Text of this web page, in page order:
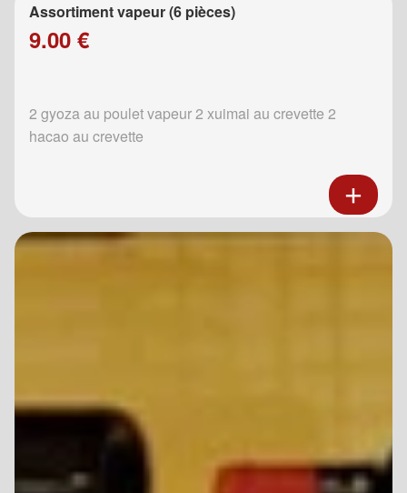
Assortiment vapeur (6 pièces)
9.00 €
2 gyoza au poulet vapeur 2 xuimai au crevette 2
hacao au crevette